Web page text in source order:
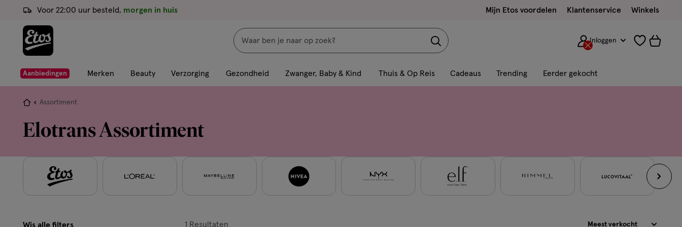
ga
de
hoofd
ga
naar
de
ga
naar
footer
Voor 22:00 uur besteld, morgen in huis Mijn Etos voordelen Klantenservice Winkels
Zoeken
met
dit
geavanceerde
zoekopties
Inloggen
Aanbiedingen Merken Beauty Verzorging Gezondheid Zwanger, Baby & Kind Thuis & Op Reis Cadeaus Trending Eerder gekocht
Je
hier:
Assortiment
Elotrans Assortiment
Wis alle filters 1 Resultaten